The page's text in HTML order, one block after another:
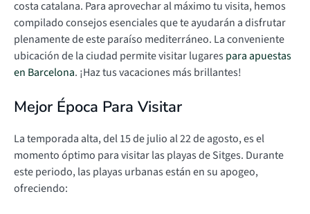
costa catalana. Para aprovechar al máximo tu visita, hemos
compilado consejos esenciales que te ayudarán a disfrutar
plenamente de este paraíso mediterráneo. La conveniente
ubicación de la ciudad permite visitar lugarespara apuestas
en Barcelona. ¡Haz tus vacaciones más brillantes!
Mejor Época Para Visitar
La temporada alta, del 15 de julio al 22 de agosto, es el
momento óptimo para visitar las playas de Sitges. Durante
este periodo, las playas urbanas están en su apogeo,
ofreciendo: